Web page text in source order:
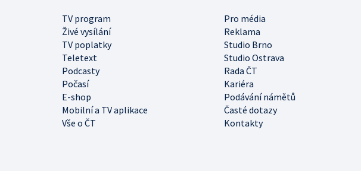
TV program
Pro média
Živé vysílání
Reklama
TV poplatky
Studio Brno
Teletext
Studio Ostrava
Podcasty
Rada ČT
Počasí
Kariéra
E-shop
Podávání námětů
Mobilní a TV aplikace
Časté dotazy
Vše o ČT
Kontakty